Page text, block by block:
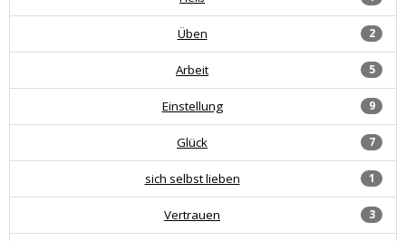
2
Üben
5
Arbeit
9
Einstellung
7
Glück
1
sich selbst lieben
3
Vertrauen